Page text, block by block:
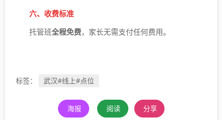
六、收费标准
托管班全程免费，家长无需支付任何费用。
标签： 武汉#线上#点位
海报 阅读 分享